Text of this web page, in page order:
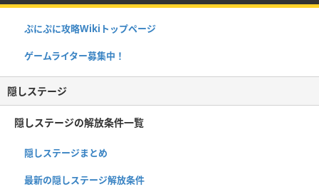
ぷにぷに攻略Wikiトップページ
ゲームライター募集中！
隠しステージ
隠しステージの解放条件一覧
隠しステージまとめ
最新の隠しステージ解放条件